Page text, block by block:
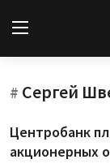
Вход
Новости
# Сергей
Центробанк
акционерных